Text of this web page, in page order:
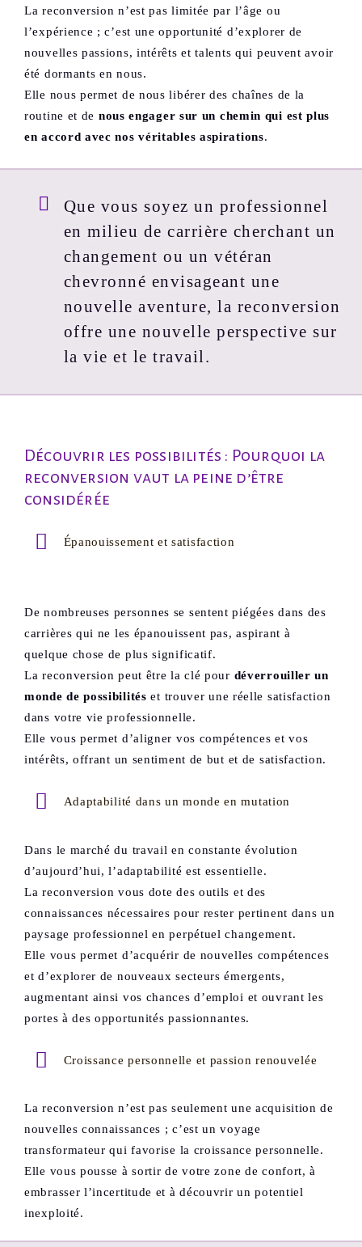
La reconversion n’est pas limitée par l’âge ou
l’expérience ; c’est une opportunité d’explorer de
nouvelles passions, intérêts et talents qui peuvent avoir
été dormants en nous.
Elle nous permet de nous libérer des chaînes de la
routine et de nous engager sur un chemin qui est plus
en accord avec nos véritables aspirations.
Que vous soyez un professionnel
en milieu de carrière cherchant un
changement ou un vétéran
chevronné envisageant une
nouvelle aventure, la reconversion
offre une nouvelle perspective sur
la vie et le travail.
Découvrir les possibilités : Pourquoi la
reconversion vaut la peine d’être
considérée
Épanouissement et satisfaction
De nombreuses personnes se sentent piégées dans des
carrières qui ne les épanouissent pas, aspirant à
quelque chose de plus significatif.
La reconversion peut être la clé pour déverrouiller un
monde de possibilités et trouver une réelle satisfaction
dans votre vie professionnelle.
Elle vous permet d’aligner vos compétences et vos
intérêts, offrant un sentiment de but et de satisfaction.
Adaptabilité dans un monde en mutation
Dans le marché du travail en constante évolution
d’aujourd’hui, l’adaptabilité est essentielle.
La reconversion vous dote des outils et des
connaissances nécessaires pour rester pertinent dans un
paysage professionnel en perpétuel changement.
Elle vous permet d’acquérir de nouvelles compétences
et d’explorer de nouveaux secteurs émergents,
augmentant ainsi vos chances d’emploi et ouvrant les
portes à des opportunités passionnantes.
Croissance personnelle et passion renouvelée
La reconversion n’est pas seulement une acquisition de
nouvelles connaissances ; c’est un voyage
transformateur qui favorise la croissance personnelle.
Elle vous pousse à sortir de votre zone de confort, à
embrasser l’incertitude et à découvrir un potentiel
inexploité.